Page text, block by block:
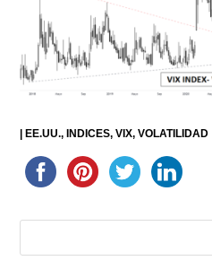
|EE.UU. INDICES VIX VOLATILIDAD